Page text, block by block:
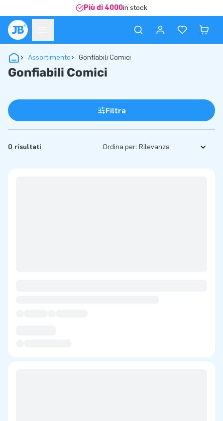
Più di 4000in stock
Assortimento Gonfiabili Comici
Gonfiabili Comici
Filtra
0 risultati Ordina per: